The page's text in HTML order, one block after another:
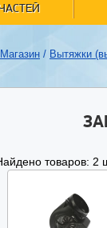
Магазин / Вытяжки
товаров: 2